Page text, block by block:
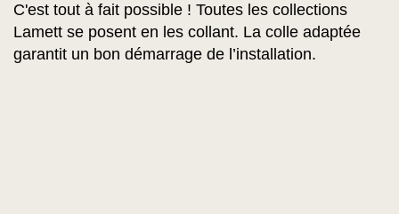
C'est tout à fait possible ! Toutes les collections
Lamett se posent en les collant. La colle adaptée
garantit un bon démarrage de l’installation.